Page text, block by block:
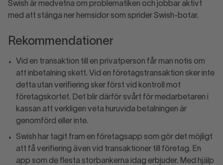
Swish är medvetna om problematiken och jobbar aktivt
med att stänga ner hemsidor som sprider Swish-botar.
Rekommendationer
Vid en transaktion till en privatperson får man notis om
att inbetalning skett. Vid en företagstransaktion sker inte
detta utan verifiering sker först vid kontroll mot
företagskortet. Det blir därför svårt för medarbetaren i
kassan att verkligen veta huruvida betalningen är
genomförd eller inte.
Swish har tagit fram en företagsapp som gör det möjligt
att få verifiering även vid transaktioner till företag. En
app som de flesta storbankerna idag erbjuder. Med hjälp